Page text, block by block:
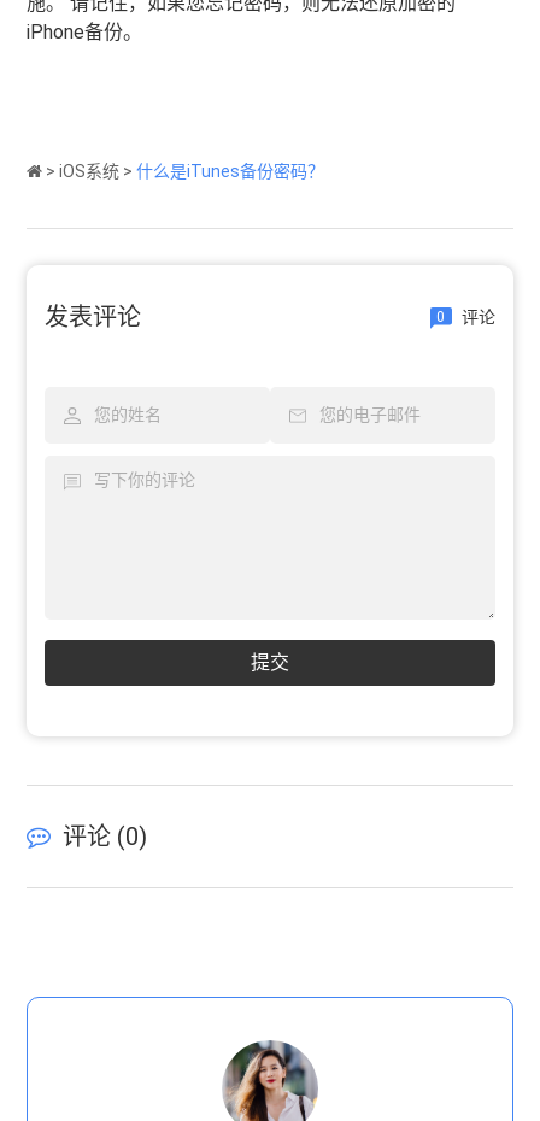
iPhone备份。
>iOS系统 >什么是iTunes备份密码？
发表评论 0 评论
提交
评论 (0)